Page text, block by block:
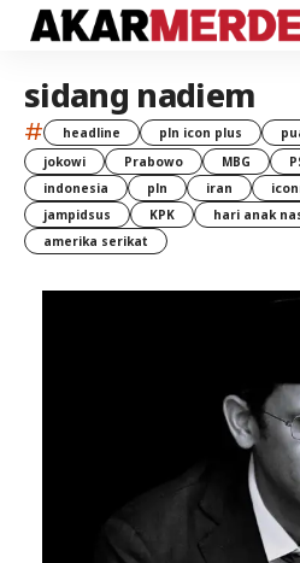
sidang nadiem
# headline pln icon plus
jokowi
Prabowo MBG
indonesia
pln iran
jampidsus
KPK hari anak
amerika serikat